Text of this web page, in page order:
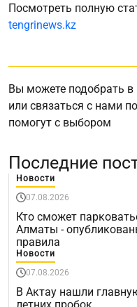
Посмотреть полную
tengrinews.kz
Вы можете подобрать в
или связаться с нами по
помогут с выбором
Последние
Новости
07.08.2026
Кто сможет
Алматы -
правила
Новости
07.08.2026
В Актау нашли
летних пробок